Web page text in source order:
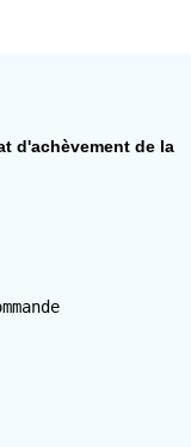
d'achèvement de la